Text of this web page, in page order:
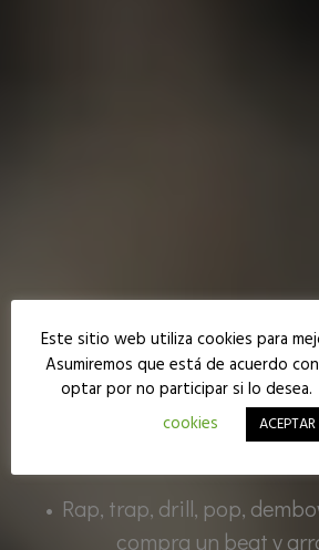
COMPRA
• Llega a más gente
con un
• Rap, trap, drill, pop,
compra un beat y
Este sitio web utiliza cookies para
Asumiremos que está de acuerdo
optar por no participar si lo desea.
cookies
ACEPTAR